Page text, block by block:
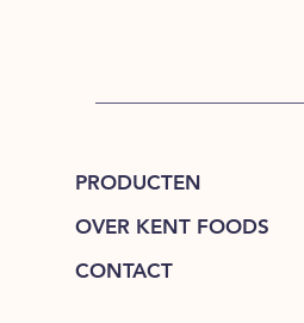
PRODUCTEN
OVER KENT FOODS
CONTACT